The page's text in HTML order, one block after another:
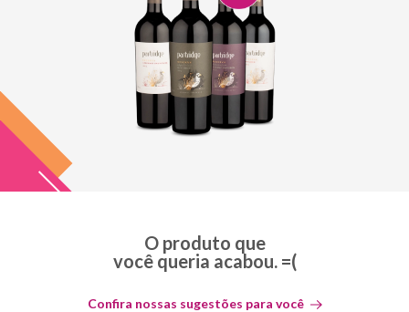
O produto que
você queria acabou. =(
Confira nossas sugestões para você